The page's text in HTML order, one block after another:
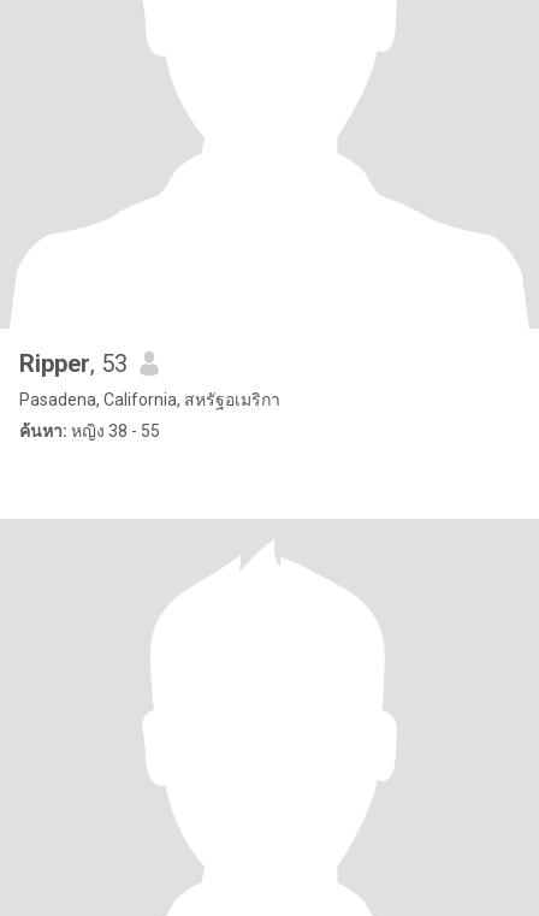
Ripper, 53
Pasadena, California, สหรัฐอเมริกา
ค้นหา: หญิง 38 - 55